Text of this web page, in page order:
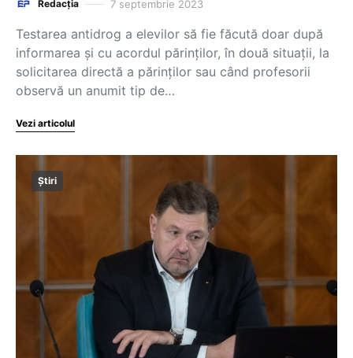
Redacția 7 septembrie 2023
Testarea antidrog a elevilor să fie făcută doar după
informarea şi cu acordul părinţilor, în două situaţii, la
solicitarea directă a părinţilor sau când profesorii
observă un anumit tip de…
Vezi articolul
Știri